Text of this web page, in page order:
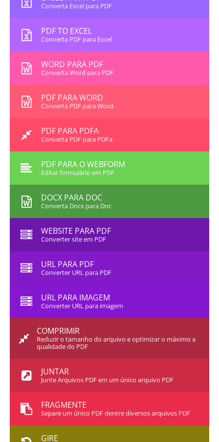
Converta Excel para PDF
PDF TO EXCEL
Converta PDF para Excel
WORD PARA PDF
Converta Word para PDF
PDF PARA WORD
Converta PDF para Word
PDF PARA PDFA
Converta PDF para PDFa
PDF PARA O WEBFORM
Editar formulário em PDF
DOCX PARA DOC
Converta Docx para Doc
WEBSITE PARA PDF
Converter site em PDF
URL PARA PDF
Converter URL para PDF
URL PARA IMAGEM
Converter URL para imagem
COMPRIMIR
Reduzir o tamanho do arquivo e optimizar o máximo a
qualidade do PDF
JUNTAR
Junte Arquivos PDF em um único arquivo PDF
FRAGMENTE
Separe um único PDF dentre diversos arquivos PDF
GIRE